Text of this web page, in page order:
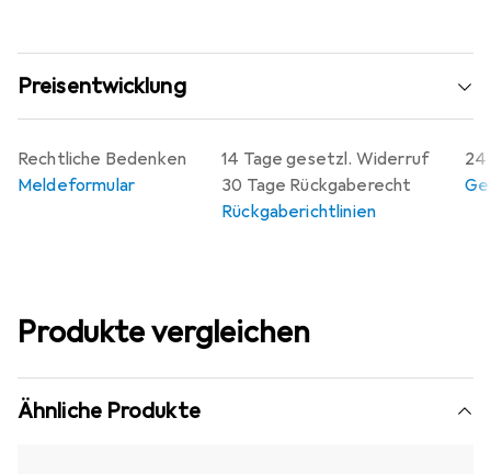
Preisentwicklung
14 Tage gesetzl. Widerruf
30 Tage Rückgaberecht
Rückgaberichtlinien
24
Rechtliche Bedenken
Meldeformular
Produkte vergleichen
Ähnliche Produkte